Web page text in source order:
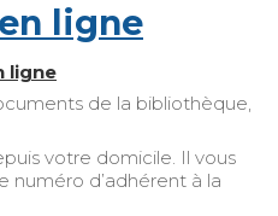
ligne
ligne
de la bibliothèque,
votre domicile. Il vous
numéro d’adhérent à la